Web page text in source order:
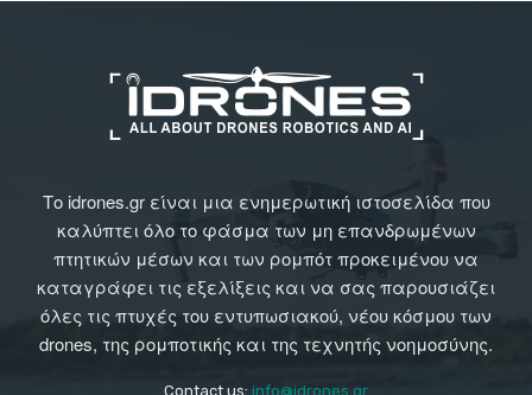
Το idrones.gr είναι μια ενημερωτική ιστοσελίδα που
καλύπτει όλο το φάσμα των μη επανδρωμένων
πτητικών μέσων και των ρομπότ προκειμένου να
καταγράφει τις εξελίξεις και να σας παρουσιάζει
όλες τις πτυχές του εντυπωσιακού, νέου κόσμου των
drones, της ρομποτικής και της τεχνητής νοημοσύνης.
Contact us: info@idrones.gr